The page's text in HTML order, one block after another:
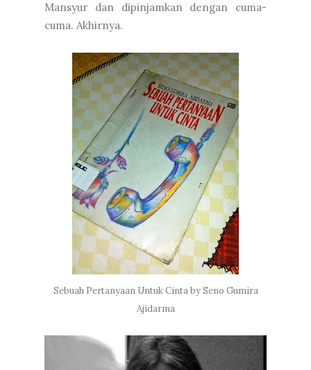
Mansyur dan dipinjamkan dengan cuma-
cuma. Akhirnya.
Sebuah Pertanyaan Untuk Cinta by Seno Gumira
Ajidarma